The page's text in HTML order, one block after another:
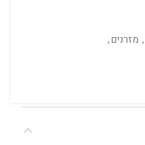
, מזרנים,